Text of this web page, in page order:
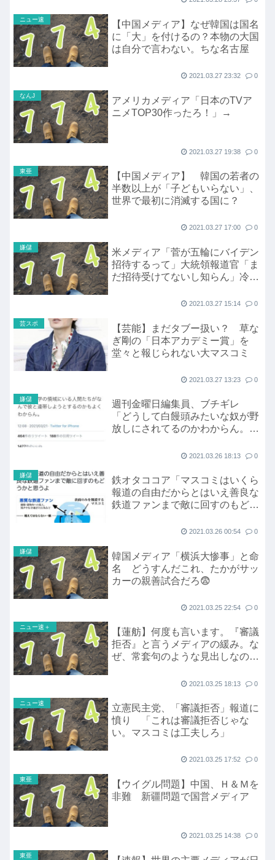
ニュー速
【中国メディア】なぜ韓国は国名
に「大」を付けるの？本物の大国
は自分で言わない。ちな名古屋
2021.03.27 23:32 0
なんJ
アメリカメディア「日本のTVア
ニメTOP30作ったろ！」→
2021.03.27 19:38 0
東亜
【中国メディア】 韓国の若者の
半数以上が「子どもいらない」、
世界で最初に消滅する国に？
2021.03.27 17:00 0
嫌儲
米メディア「菅が五輪にバイデン
招待するって」大統領報道官「ま
だ招待受けてないし知らん」冷た
2021.03.27 15:14 0
芸スポ
【芸能】まだタブー扱い？ 草な
ぎ剛の「日本アカデミー賞」を
堂々と報じられない大マスコミ
2021.03.27 13:23 0
嫌儲
週刊金曜日編集員、ブチギレ
「どうして白饅頭みたいな奴が野
放しにされてるのかわからん。彼
2021.03.26 18:13 0
嫌儲
鉄オタココア「マスコミはいくら
報道の自由だからとはいえ善良な
鉄道ファンまで敵に回すのもどう
2021.03.26 00:54 0
嫌儲
韓国メディア「横浜大惨事」と命
名 どうすんだこれ、たかがサッ
カーの親善試合だろ😨
2021.03.25 22:54 0
ニュー速＋
【蓮舫】何度も言います。『審議
拒否』と言うメディアの緩み。な
ぜ、常套句のような見出しなので
2021.03.25 18:13 0
ニュー速
立憲民主党、「審議拒否」報道に
憤り 「これは審議拒否じゃな
い。マスコミは工夫しろ」
2021.03.25 17:52 0
東亜
【ウイグル問題】中国、Ｈ＆Ｍを
非難 新疆問題で国営メディア
2021.03.25 14:38 0
東亜